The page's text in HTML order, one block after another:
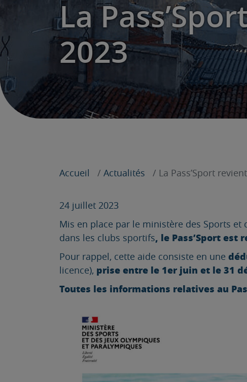
La
2023
Accueil Actualités La Pass’Sport
24 juillet 2023
Mis en place par le ministère des Sports
dans les clubs sportifs, le Pass’Sport est
Pour rappel, cette aide consiste en une
licence), prise entre le 1er juin et le 31
Toutes les informations relatives au